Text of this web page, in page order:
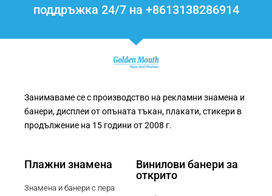
поддръжка 24/7 на +8613138286914
Занимаваме се с производство на рекламни знамена и
банери, дисплеи от опъната тъкан, плакати, стикери в
продължение на 15 години от 2008 г.
Плажни знамена
Знамена и банери с пера
Винилови банери за
открито